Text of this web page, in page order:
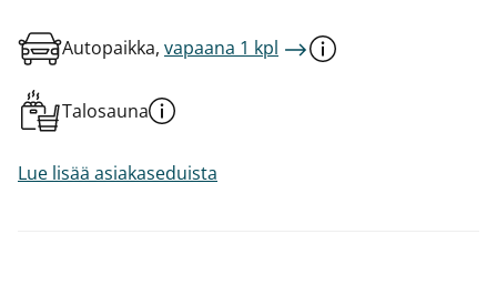
Autopaikka, vapaana 1 kpl
Talosauna
Lue lisää asiakaseduista